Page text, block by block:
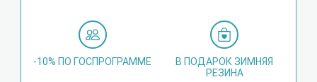
-10% ПО ГОСПРОГРАММЕ
В ПОДАРОК ЗИМНЯЯ
РЕЗИНА